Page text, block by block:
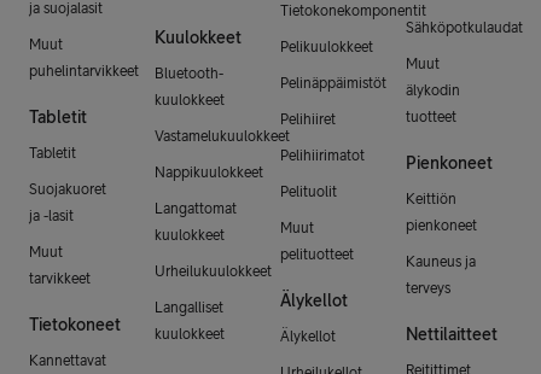
ja suojalasit
Muut
puhelintarvikkeet
Tabletit
Tabletit
Suojakuoret
ja -lasit
Muut
tarvikkeet
Tietokoneet
Kannettavat
Kuulokkeet
Bluetooth-
kuulokkeet
Vastamelukuulokkeet
Nappikuulokkeet
Langattomat
kuulokkeet
Urheilukuulokkeet
Langalliset
kuulokkeet
Tietokonekomponentit
Pelikuulokkeet
Pelinäppäimistöt
Pelihiiret
Pelihiirimatot
Pelituolit
Muut
pelituotteet
Älykellot
Älykellot
Sähköpotkulaudat
Muut
älykodin
tuotteet
Pienkoneet
Keittiön
pienkoneet
Kauneus ja
terveys
Nettilaitteet
Reitittimet